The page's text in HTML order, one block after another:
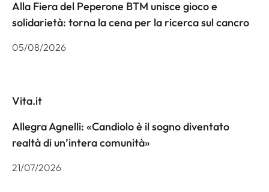
Alla Fiera del Peperone BTM unisce gioco e
solidarietà: torna la cena per la ricerca sul cancro
05/08/2026
Vita.it
Allegra Agnelli: «Candiolo è il sogno diventato
realtà di un’intera comunità»
21/07/2026